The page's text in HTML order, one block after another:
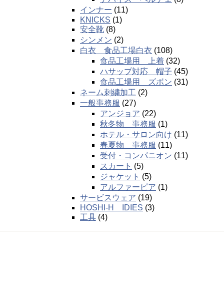
インナー (11)
KNICKS (1)
安全靴 (8)
シンメン (2)
白衣 食品工場白衣 (108)
食品工場用 上着 (32)
ハサップ対応 帽子 (45)
食品工場用 ズボン (31)
ネーム刺繍加工 (2)
一般事務服 (27)
アンジョア (22)
秋冬物 事務服 (1)
ホテル・サロン向け (11)
春夏物 事務服 (11)
受付・コンパニオン (11)
スカート (5)
ジャケット (5)
アルファーピア (1)
サービスウェア (19)
HOSHI-H IDIES (3)
工具 (4)